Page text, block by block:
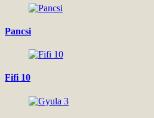
Pancsi
Fifi 10